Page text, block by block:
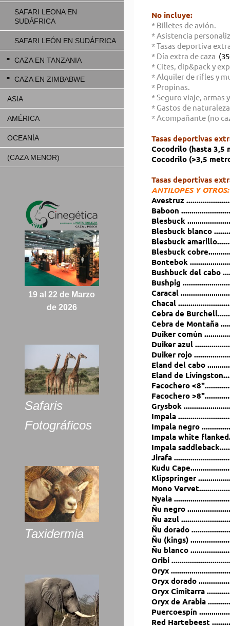
SAFARI LEONA EN
SUDÁFRICA
SAFARI LEÓN EN SUDÁFRICA
CAZA EN TANZANIA
CAZA EN ZIMBABWE
ASIA
AMÉRICA
OCEANÍA
(CAZA MENOR)
19 al 22 de Marzo
de 2026
Safaris
Fotográficos
Taxidermia
No incluye:
* Billetes de avión.
* Asistencia
* Tasas deportiva
* Día extra de caza
* Cites, dip&pack y
* Alquiler de rifles y
* Propinas.
* Seguro viaje, armas y
* Gastos de
* Acompañante (no
Tasas deportivas
Cocodrilo (hasta
Cocodrilo (>3,5
Tasas deportivas
ANTILOPES Y OTROS:
Avestruz
Baboon
Blesbuck
Blesbuck blanco
Blesbuck
Blesbuck
Bontebok
Bushbuck del cabo
Bushpig
Caracal
Chacal
Cebra de
Cebra de Montaña
Duiker común
Duiker azul
Duiker rojo
Eland del cabo
Eland de
Facochero
Facochero
Grysbok
Impala
Impala negro
Impala white
Impala
Jirafa
Kudu
Klipspringer
Mono
Nyala
Ñu negro
Ñu azul
Ñu dorado
Ñu (kings)
Ñu blanco
Oribi
Oryx
Oryx dorado
Oryx Cimitarra
Oryx de Arabia
Puercoespín
Red Hartebeest